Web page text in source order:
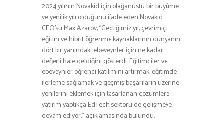
2024 yılının Novakid için olağanüstü bir büyüme
ve yenilik yılı olduğunu ifade eden Novakid
CEO’su Max Azarov, ‘’Geçtiğimiz yıl, çevrimiçi
eğitim ve hibrit öğrenme kaynaklarının dünyanın
dört bir yanındaki ebeveynler için ne kadar
değerli hale geldiğini gösterdi. Eğitimciler ve
ebeveynler öğrenci katılımını artırmak, eğitimde
ilerleme sağlamak ve geçmiş başarıların üzerine
yenilerini eklemek için tasarlanan çözümlere
yatırım yaptıkça EdTech sektörü de gelişmeye
devam ediyor.” açıklamasında bulundu.